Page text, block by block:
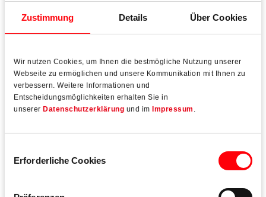
Zustimmung Details Über Cookies
Wir nutzen Cookies, um Ihnen die bestmögliche Nutzung unserer
Webseite zu ermöglichen und unsere Kommunikation mit Ihnen zu
verbessern. Weitere Informationen und
Entscheidungsmöglichkeiten erhalten Sie in
unserer Datenschutzerklärung und im Impressum
Erforderliche Cookies